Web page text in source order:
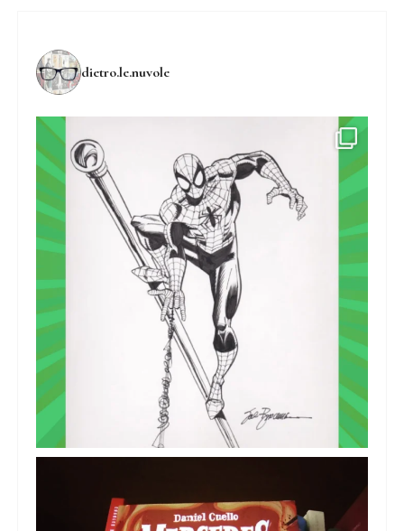
dietro.le.nuvole